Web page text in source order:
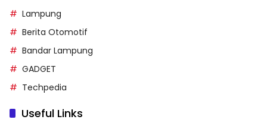
Lampung
Berita Otomotif
Bandar Lampung
GADGET
Techpedia
Useful Links